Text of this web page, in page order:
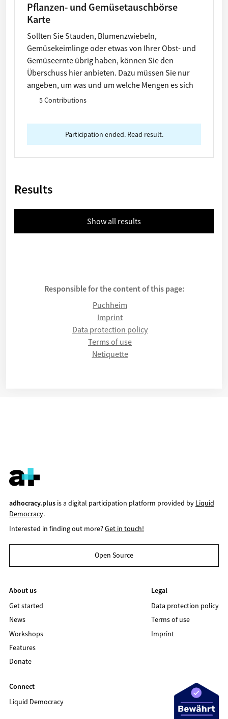
Pflanzen- und Gemüsetauschbörse
Karte
Sollten Sie Stauden, Blumenzwiebeln,
Gemüsekeimlinge oder etwas von Ihrer Obst- und
Gemüseernte übrig haben, können Sie den
Überschuss hier anbieten. Dazu müssen Sie nur
angeben, um was und um welche Mengen es sich
handelt. Ein Pin auf der Karte gibt den Abholort an.
und/oder Adresse im Steckbrief oder markieren
Sie den Bürgergarten (Obere
Lagerstraße/Rossmann), der jeden 1. und 3.
Dienstag von Mai bis Ende Oktober ab 18 Uhr als
5 Contributions
Participation ended. Read result.
Results
Show all results
Responsible for the content of this page:
Puchheim
Imprint
Data protection policy
Terms of use
Netiquette
adhocracy.plusis a digital participation platform provided by Liquid
Democracy.
Interested in finding out more?Get in touch!
Open Source
About us
Get started
News
Workshops
Features
Donate
Legal
Data protection policy
Terms of use
Imprint
Connect
Liquid Democracy